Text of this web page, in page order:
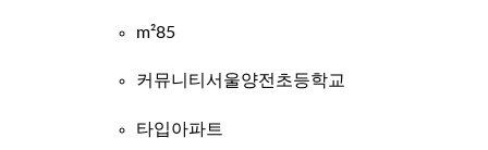
m²85
커뮤니티서울양전초등학교
타입아파트